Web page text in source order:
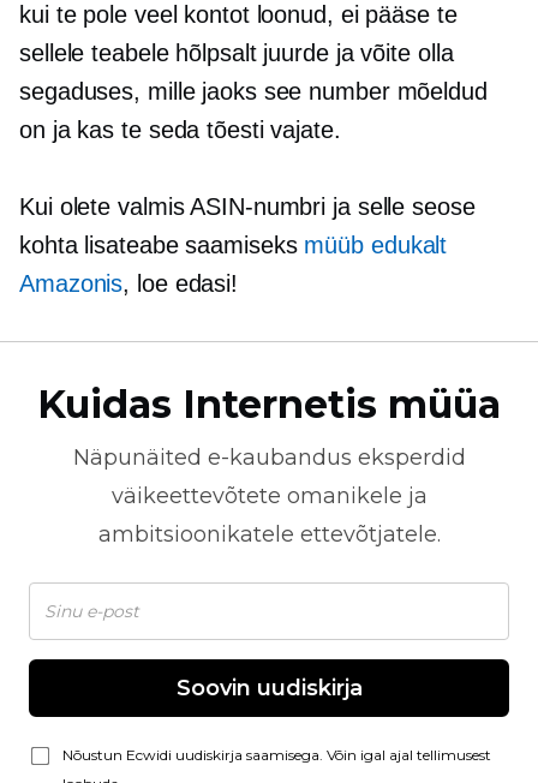
kui te pole veel kontot loonud, ei pääse te
sellele teabele hõlpsalt juurde ja võite olla
segaduses, mille jaoks see number mõeldud
on ja kas te seda tõesti vajate.
Kui olete valmis ASIN-numbri ja selle seose
kohta lisateabe saamiseks müüb edukalt
Amazonis, loe edasi!
Kuidas Internetis müüa
Näpunäited e-kaubandus eksperdid
väikeettevõtete omanikele ja
ambitsioonikatele ettevõtjatele.
Soovin uudiskirja
Nõustun Ecwidi uudiskirja saamisega. Võin igal ajal tellimusest